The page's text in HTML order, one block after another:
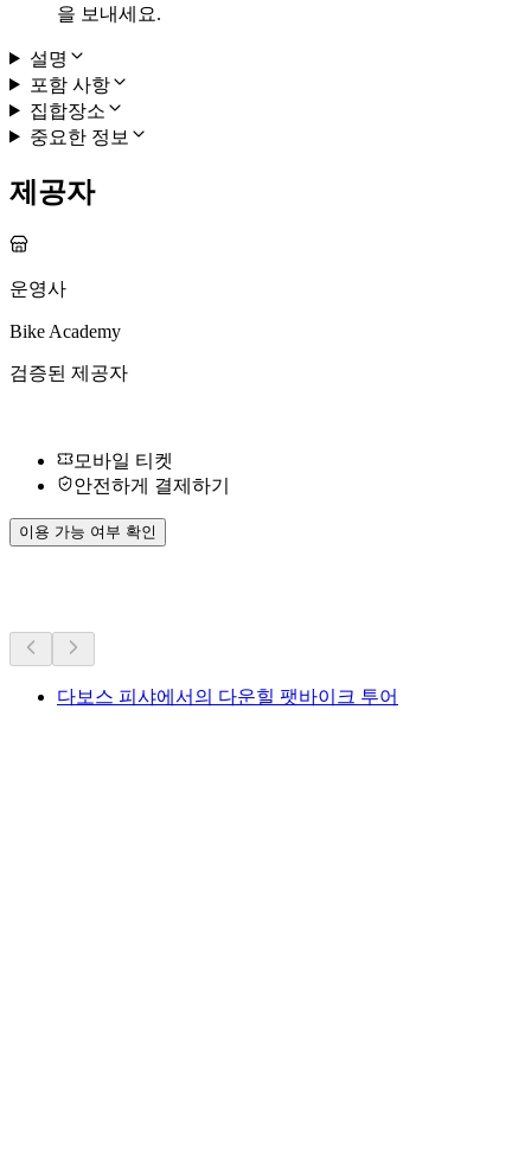
을 보내세요.
설명
포함 사항
집합장소
중요한 정보
제공자
운영사
Bike Academy
검증된 제공자
모바일 티켓
안전하게 결제하기
이용 가능 여부 확인
다보스 피샤에서의 다운힐 팻바이크 투어